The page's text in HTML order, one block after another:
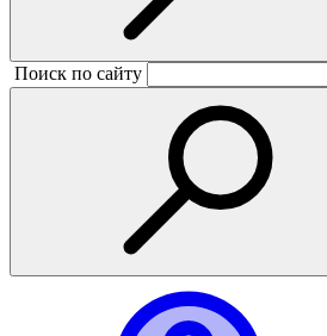
Поиск по сайту